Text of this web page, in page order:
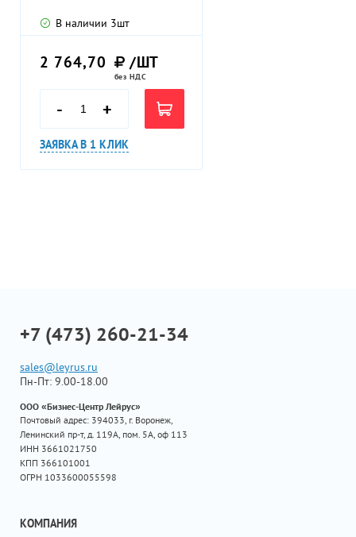
В наличии 3шт
2 764,70 /ШТ
без НДС
- +
ЗАЯВКА В 1 КЛИК
+7 (473) 260-21-34
sales@leyrus.ru
Пн-Пт: 9.00-18.00
ООО «Бизнес-Центр Лейрус»
Почтовый адрес: 394033, г. Воронеж,
Ленинский пр-т, д. 119А, пом. 5А, оф 113
ИНН 3661021750
КПП 366101001
ОГРН 1033600055598
КОМПАНИЯ